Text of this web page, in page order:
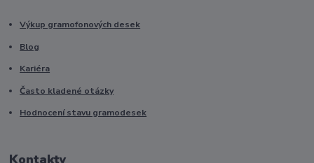
Výkup gramofonových desek
Blog
Kariéra
Často kladené otázky
Hodnocení stavu gramodesek
Kontakty